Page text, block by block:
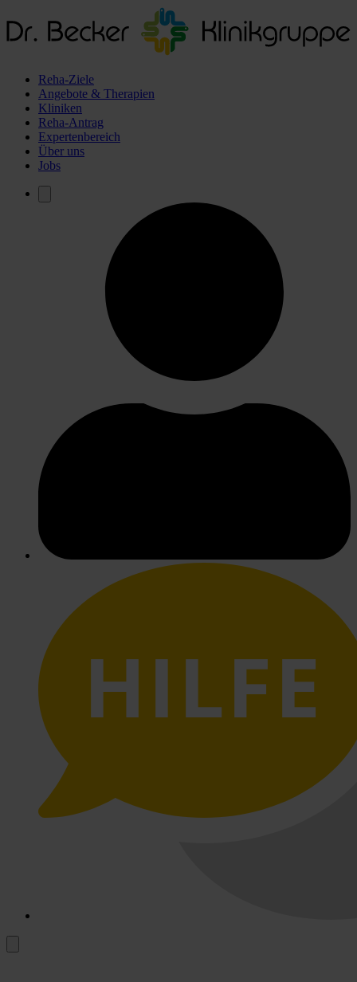
Reha-Ziele
Angebote & Therapien
Kliniken
Reha-Antrag
Expertenbereich
Über uns
Jobs
HILFE